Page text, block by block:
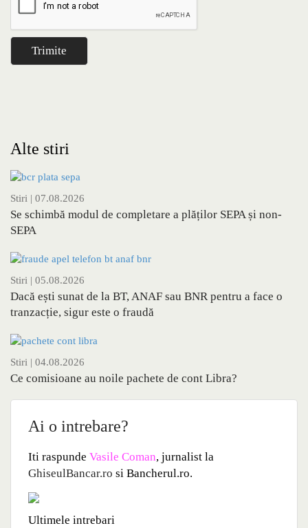
Alte stiri
Stiri | 07.08.2026
Se schimbă modul de completare a plăților SEPA și non-
SEPA
Stiri | 05.08.2026
Dacă ești sunat de la BT, ANAF sau BNR pentru a face o
tranzacție, sigur este o fraudă
Stiri | 04.08.2026
Ce comisioane au noile pachete de cont Libra?
Ai o intrebare?
Iti raspunde Vasile Coman, jurnalist la
GhiseulBancar.ro si Bancherul.ro.
Ultimele intrebari